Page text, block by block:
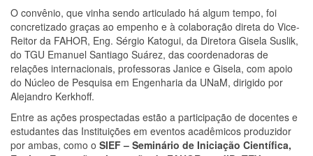
O convênio, que vinha sendo articulado há algum tempo, foi
concretizado graças ao empenho e à colaboração direta do Vice-
Reitor da FAHOR, Eng. Sérgio Katogui, da Diretora Gisela Suslik,
do TGU Emanuel Santiago Suárez, das coordenadoras de
relações internacionais, professoras Janice e Gisela, com apoio
do Núcleo de Pesquisa em Engenharia da UNaM, dirigido por
Alejandro Kerkhoff.
Entre as ações prospectadas estão a participação de docentes e
estudantes das Instituições em eventos acadêmicos produzidor
por ambas, como o SIEF – Seminário de Iniciação Científica,